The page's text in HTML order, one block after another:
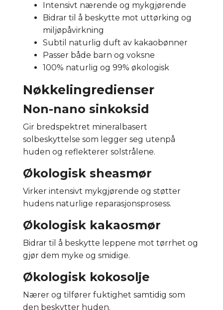
Intensivt nærende og mykgjørende
Bidrar til å beskytte mot uttørking og
miljøpåvirkning
Subtil naturlig duft av kakaobønner
Passer både barn og voksne
100% naturlig og 99% økologisk
Nøkkelingredienser
Non-nano sinkoksid
Gir bredspektret mineralbasert
solbeskyttelse som legger seg utenpå
huden og reflekterer solstrålene.
Økologisk sheasmør
Virker intensivt mykgjørende og støtter
hudens naturlige reparasjonsprosess.
Økologisk kakaosmør
Bidrar til å beskytte leppene mot tørrhet og
gjør dem myke og smidige.
Økologisk kokosolje
Nærer og tilfører fuktighet samtidig som
den beskytter huden.